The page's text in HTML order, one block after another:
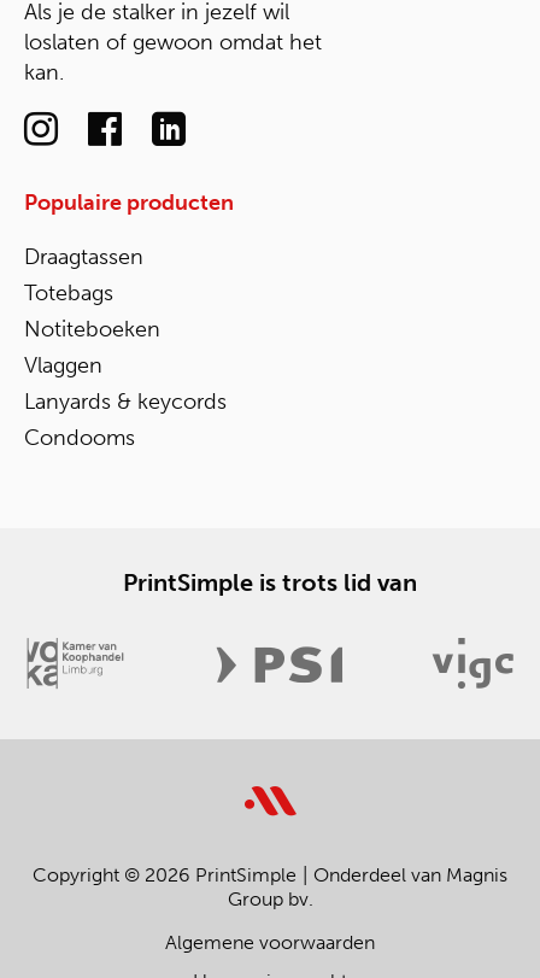
Als je de stalker in jezelf wil
loslaten of gewoon omdat het
kan.
Populaire producten
Draagtassen
Totebags
Notiteboeken
Vlaggen
Lanyards & keycords
Condooms
PrintSimple is trots lid van
Copyright © 2026 PrintSimple
Onderdeel van Magnis
Group bv.
Algemene voorwaarden